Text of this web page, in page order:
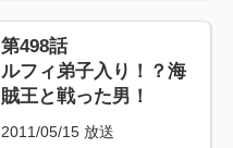
第498話
ルフィ弟子入り！？海
賊王と戦った男！
2011/05/15 放送